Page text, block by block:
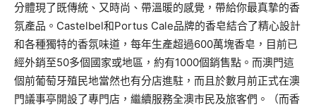
分體現了既傳統、又時尚、帶溫暖的感覺，帶給你最真摯的香
氛產品。Castelbel和Portus Cale品牌的香皂結合了精心設計
和各種獨特的香氛味道，每年生產超過600萬塊香皂，目前已
經外銷至50多個國家或地區，約有1000個銷售點。而澳門這
個前葡萄牙殖民地當然也有分店進駐，而且於數月前正式在澳
門議事亭開設了專門店，繼續服務全澳市民及旅客們。（而香